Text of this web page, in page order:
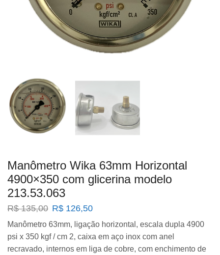
Manômetro Wika 63mm Horizontal
4900×350 com glicerina modelo
213.53.063
R$135,00 O
original
era:
R$ 135,00.
R$ 126,50O
atual
é:
R$ 126,50.
Manômetro 63mm, ligação horizontal, escala dupla 4900
psi x 350 kgf / cm 2, caixa em aço inox com anel
recravado, internos em liga de cobre, com enchimento de